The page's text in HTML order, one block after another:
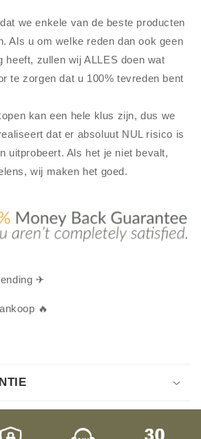
we enkele van de beste producten
Als u om welke reden dan ook geen
heeft, zullen wij ALLES doen wat
te zorgen dat u 100% tevreden bent
kan een hele klus zijn, dus we
dat er absoluut NUL risico is
uitprobeert. Als het je niet bevalt,
wij maken het goed.
✈
🔥